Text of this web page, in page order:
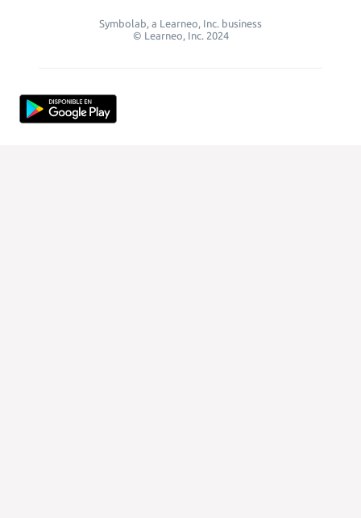
Symbolab, a Learneo, Inc. business
© Learneo, Inc. 2024